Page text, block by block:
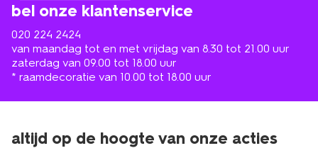
bel onze klantenservice
020 224 2424
van maandag tot en met vrijdag van 8.30 tot 21.00 uur
zaterdag van 09.00 tot 18.00 uur
* raamdecoratie van 10.00 tot 18.00 uur
altijd op de hoogte van onze acties